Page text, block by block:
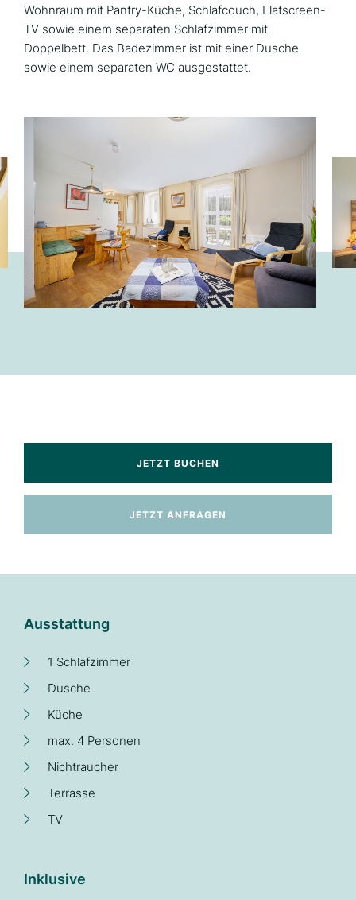
Wohnraum mit Pantry-Küche, Schlafcouch, Flatscreen-
TV sowie einem separaten Schlafzimmer mit
Doppelbett. Das Badezimmer ist mit einer Dusche
sowie einem separaten WC ausgestattet.
JETZT BUCHEN
JETZT ANFRAGEN
Ausstattung
1 Schlafzimmer
Dusche
Küche
max. 4 Personen
Nichtraucher
Terrasse
TV
Inklusive